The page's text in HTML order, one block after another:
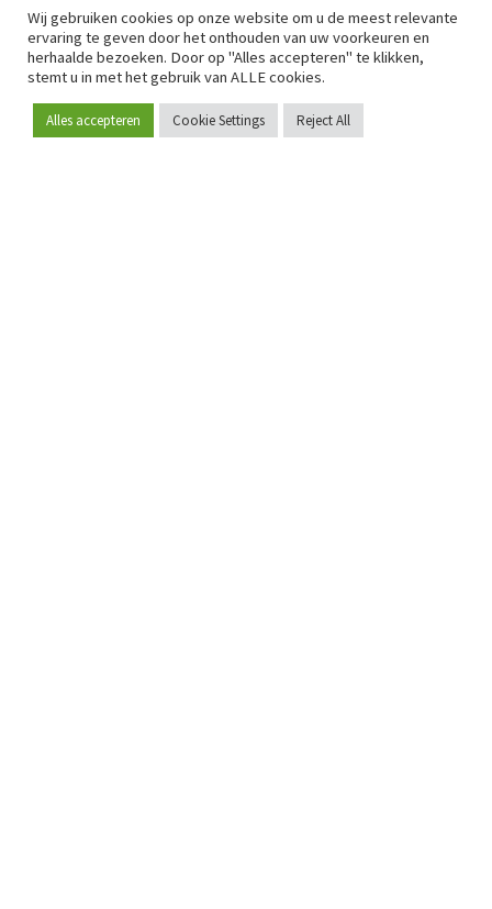
Word lid
Wij gebruiken cookies op onze website om u de meest relevante
ervaring te geven door het onthouden van uw voorkeuren en
herhaalde bezoeken. Door op "Alles accepteren" te klikken,
stemt u in met het gebruik van ALLE cookies.
Alles accepteren Cookie Settings Reject All